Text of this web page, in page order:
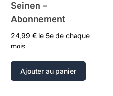
Seinen –
Abonnement
24,99€ le 5e de chaque
mois
Ajouter au panier